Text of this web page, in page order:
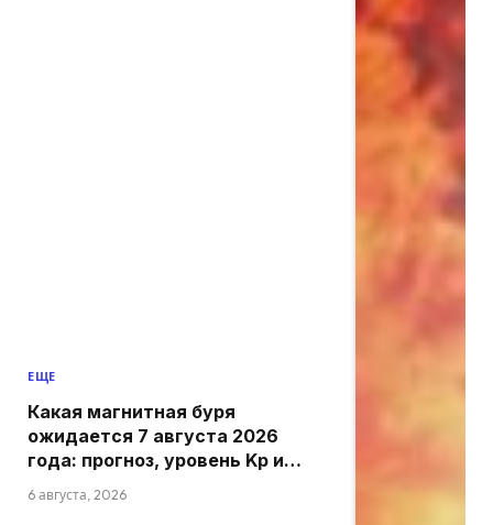
ЕЩЕ
Какая магнитная буря
ожидается 7 августа 2026
года: прогноз, уровень Kp и
6 августа, 2026